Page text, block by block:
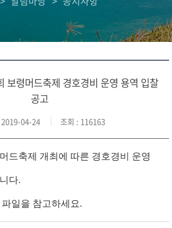
보령머드축제 경호경비 운영 용역 입찰
공고
2019-04-24 조회 : 116163
드축제 개최에 따른 경호경비 운영
다.
일을 참고하세요.